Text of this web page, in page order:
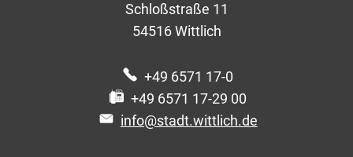
Schloßstraße 11
54516 Wittlich
+49 6571 17-0
+49 6571 17-29 00
info@stadt.wittlich.de